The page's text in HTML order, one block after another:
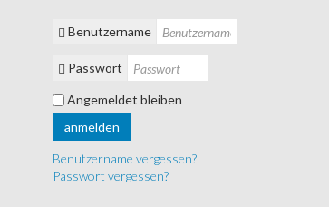
Benutzername
Passwort
Angemeldet bleiben
anmelden
Benutzername vergessen?
Passwort vergessen?